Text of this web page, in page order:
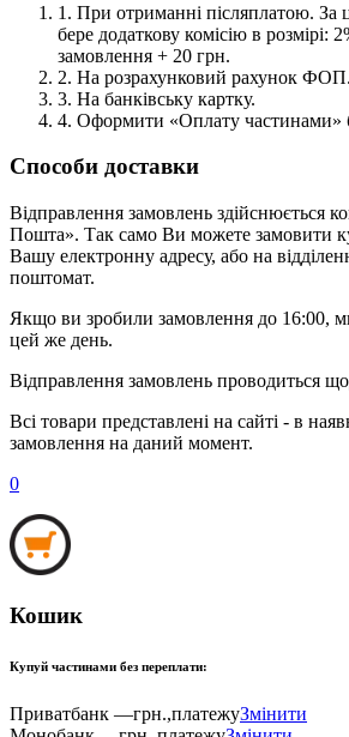
1. При отриманні післяплатою. За
бере додаткову комісію в розмірі:
замовлення + 20 грн.
2. На розрахунковий рахунок ФОП.
3. На банківську картку.
4. Оформити «Оплату частинами»
Способи доставки
Відправлення замовлень здійснюється
Пошта». Так само Ви можете замовити
Вашу електронну адресу, або на
поштомат.
Якщо ви зробили замовлення до 16:00,
цей же день.
Відправлення замовлень проводиться
Всі товари представлені на сайті - в
замовлення на даний момент.
0
Кошик
Купуй частинами без переплати:
Приватбанк —грн.,платежуЗмінити